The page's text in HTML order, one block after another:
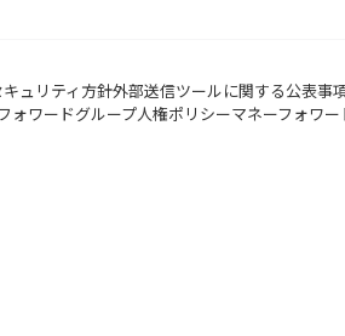
ュリティ方針外部送信ツールに関する公表事
ォワードグループ人権ポリシーマネーフォワ